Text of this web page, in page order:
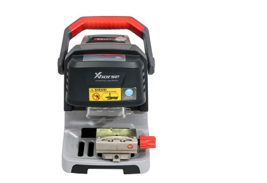
সব ক্ষেত্রেই
গাড়ির চাবির শেল
গাড়ির চাবি ব্লেড